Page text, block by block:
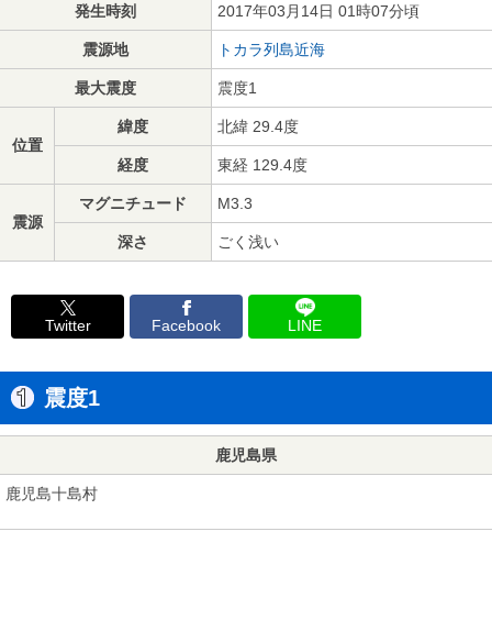
発生時刻 2017年03月14日 01時07分頃
震源地 トカラ列島近海
最大震度 震度1
位置
緯度 北緯 29.4度
経度 東経 129.4度
震源
マグニチュード M3.3
深さ ごく浅い
Twitter Facebook LINE
震度1
鹿児島県
鹿児島十島村